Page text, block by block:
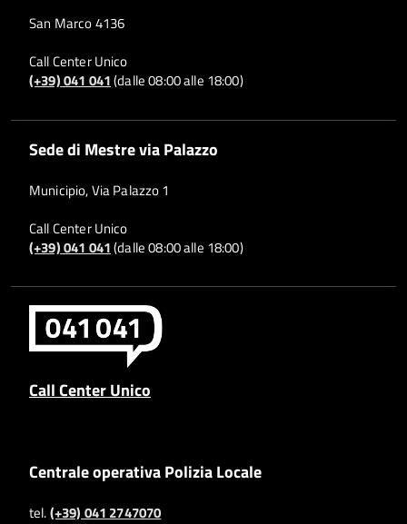
San Marco 4136
Call Center Unico
(+39) 041 041(dalle 08:00 alle 18:00)
Sede di Mestre via Palazzo
Municipio, Via Palazzo 1
Call Center Unico
(+39) 041 041(dalle 08:00 alle 18:00)
Call Center Unico
Centrale operativa Polizia Locale
tel.(+39) 041 2747070